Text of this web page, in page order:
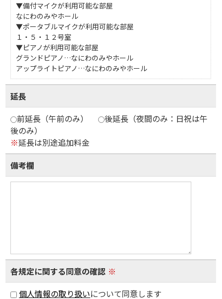
▼備付マイクが利用可能な部屋
なにわのみやホール
▼ポータブルマイクが利用可能な部屋
１・５・１２号室
▼ピアノが利用可能な部屋
グランドピアノ…なにわのみやホール
アップライトピアノ…なにわのみやホール
延長
前延長（午前のみ）
後延長（夜間のみ：日祝は午
後のみ）
※延長は別途追加料金
備考欄
各規定に関する同意の確認 ※
個人情報の取り扱いについて同意します